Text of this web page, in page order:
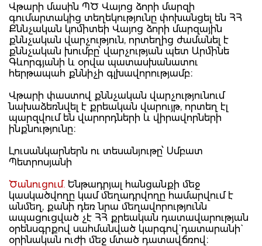
Վթարի մասին ՊԾ Վայոց ձորի մարզի
գումարտակից տեղեկությունը փոխանցել են ՀՀ
Քննչական կոմիտեի Վայոց ձորի մարզային
քննչական վարչություն, որտեղից ժամանել է
քննչական խումբը՝ վարչության պետ Արմինե
Գևորգյանի և օրվա պատասխանատու
հերթապահ քննիչի գլխավորությամբ։
Վթարի փաստով քննչական վարչությունում
նախաձեռնվել է քրեական վարույթ, որտեղ էլ
պարզվում են վարորդների և վիրավորների
ինքնությունը։
Լուսանկարներն ու տեսանյութը՝ Սմբատ
Պետրոսյանի
Ծանուցում. Ենթադրյալ հանցանքի մեջ
կասկածվողը կամ մեղադրվողը համարվում է
անմեղ, քանի դեռ նրա մեղավորությունն
ապացուցված չէ ՀՀ քրեական դատավարության
օրենսգրքով սահմանված կարգով` դատարանի`
օրինական ուժի մեջ մտած դատավճռով։